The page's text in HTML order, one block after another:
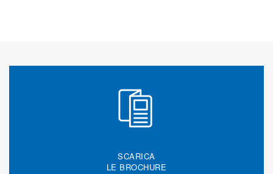
SCARICA
LE BROCHURE